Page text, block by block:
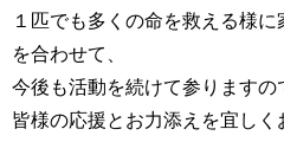
１匹でも多くの命を救える様に
を合わせて、
今後も活動を続けて参りますの
皆様の応援とお力添えを宜しく